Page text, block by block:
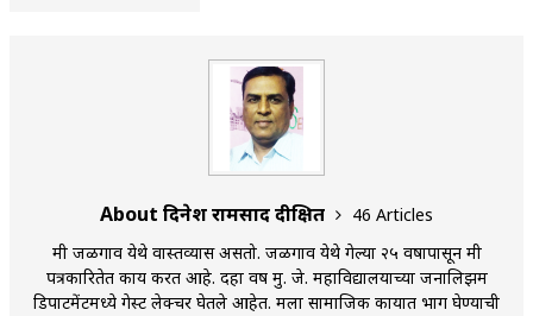
About दिनेश रामप्रसाद दीक्षित
46 Articles
मी जळगाव येथे वास्तव्यास असतो. जळगाव येथे गेल्या २५ वर्षापासून मी
पत्रकारितेत कार्य करत आहे. दहा वर्ष मु. जे. महाविद्यालयाच्या जर्नालिझम
डिपार्टमेंटमध्ये गेस्ट लेक्चर घेतले आहेत. मला सामाजिक कार्यात भाग घेण्याची